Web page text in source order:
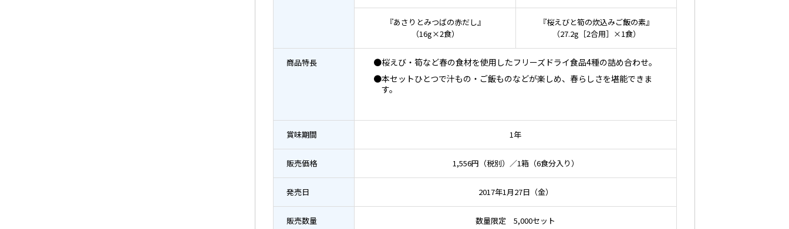
『あさりとみつばの赤だし』
（16g×2食）
『桜えびと筍の炊込みご飯の素』
（27.2g［2合用］×1食）
商品特長
●桜えび・筍など春の食材を使用したフリーズドライ食品4種の詰め合わせ。
●本セットひとつで汁もの・ご飯ものなどが楽しめ、春らしさを堪能できま
す。
賞味期間 1年
販売価格 1,556円（税別）／1箱（6食分入り）
発売日 2017年1月27日（金）
販売数量 数量限定 5,000セット